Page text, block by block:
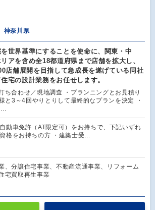
神奈川県
を世界基準にすることを使命に、関東・中
アを含め全18都道府県まで店舗を拡大し、
店舗展開を目指して急成長を遂げている同社
宅の設計業務をお任せします。
ち合わせ／現地調査 ・プランニングとお見積り
と3～4回やりとりして最終的なプランを決定 ・
…
動車免許（AT限定可）をお持ちで、下記いずれ
格をお持ちの方 ・建築士受…
、分譲住宅事業、不動産流通事業、リフォーム
宅買取再生事業